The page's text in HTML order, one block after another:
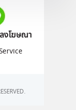
งโฆษณา